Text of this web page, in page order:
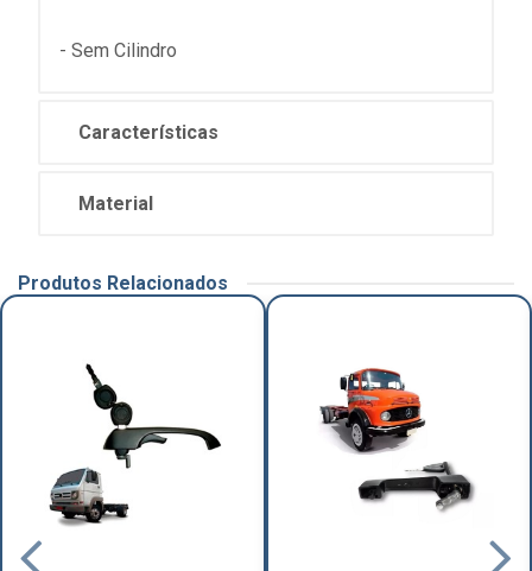
- Sem Cilindro
Características
Material
Produtos Relacionados